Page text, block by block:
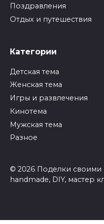
Поздравления
Отдых и путешествия
Категории
Детская тема
Женская тема
Игры и развлечения
Кинотема
Мужская тема
Разное
© 2026 Поделки своими
handmade, DIY, мастер